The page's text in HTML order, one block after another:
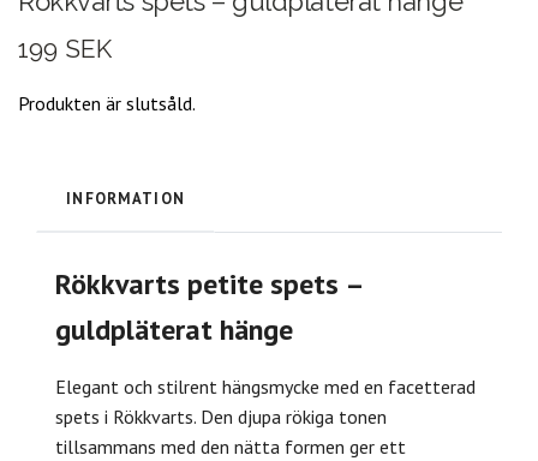
199 SEK
Produkten är slutsåld.
INFORMATION
Rökkvarts petite spets –
guldpläterat hänge
Elegant och stilrent hängsmycke med en facetterad
spets i Rökkvarts. Den djupa rökiga tonen
tillsammans med den nätta formen ger ett